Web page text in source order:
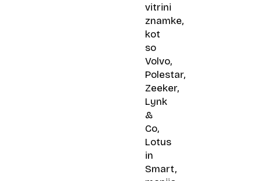
vitrini
znamke,
kot
so
Volvo,
Polestar,
Zeeker,
Lynk
&
Co,
Lotus
in
Smart,